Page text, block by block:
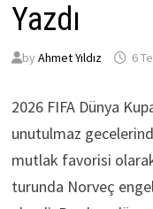
Yazdı
by Ahmet Yıldız 6
2026 FIFA Dünya
unutulmaz
mutlak favorisi
turunda Norveç